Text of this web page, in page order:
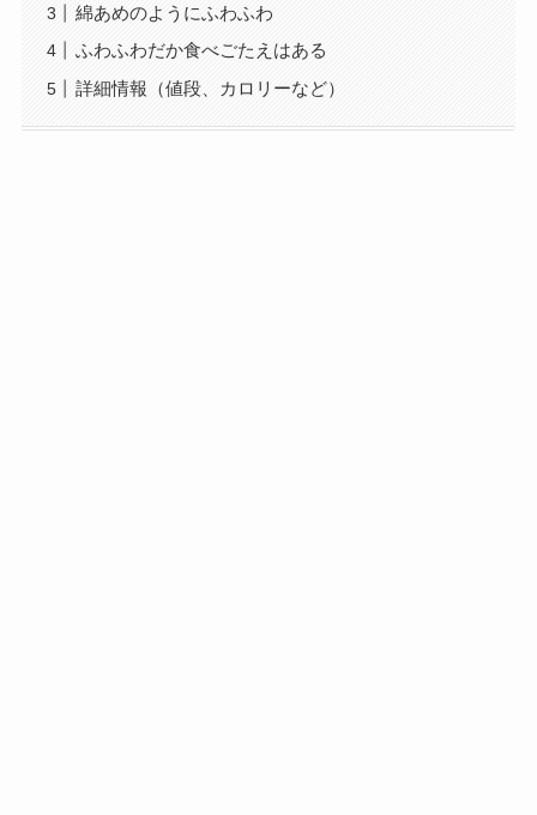
綿あめのようにふわふわ
ふわふわだか食べごたえはある
詳細情報（値段、カロリーなど）